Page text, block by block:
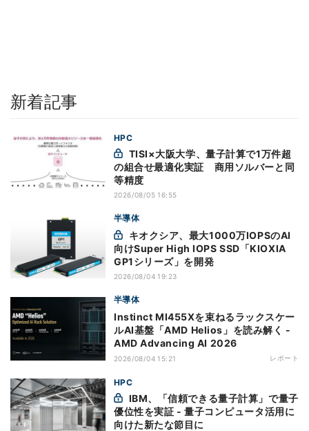
新着記事
HPC
の組合せ最適化実証 商用ソルバーと同
等精度
2026/08/05 16:55
半導体
向けSuper High IOPS SSD「KIOXIA
GP1シリーズ」を開発
2026/08/04 19:23
半導体
Instinct MI455Xを束ねるラックスケー
ルAI基盤「AMD Helios」を読み解く -
AMD Advancing AI 2026
2026/08/04 15:21 レポート
HPC
優位性を実証 - 量子コンピュータ活用に
向けた新たな節目に